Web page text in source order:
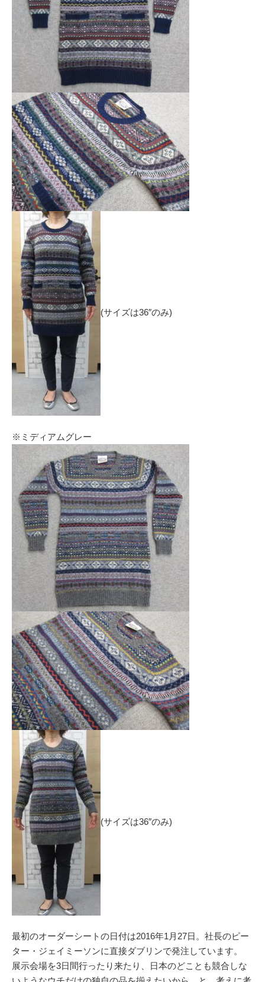
(サイズは36″のみ)
※ミディアムグレー
(サイズは36″のみ)
最初のオーダーシートの日付は2016年1月27日。社長のピー
ター・ジェイミーソンに直接ダブリンで発注しています。
展示会場を3日間行ったり来たり、日本のどことも競合しな